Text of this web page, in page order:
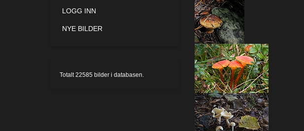
LOGG INN
NYE BILDER
Totalt22585 bilder i databasen.